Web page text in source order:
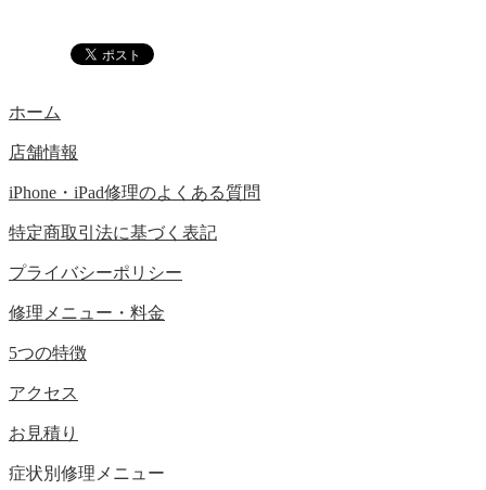
ホーム
店舗情報
iPhone・iPad修理のよくある質問
特定商取引法に基づく表記
プライバシーポリシー
修理メニュー・料金
5つの特徴
アクセス
お見積り
症状別修理メニュー